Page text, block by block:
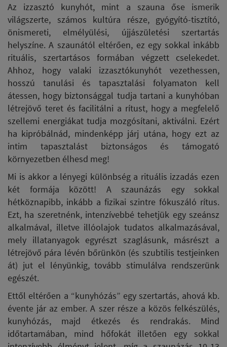
Az izzasztó kunyhót, mint a szauna őse ismerik
világszerte, számos kultúra része, gyógyító-tisztító,
önismereti, elmélyülési, újjászületési szertartás
helyszíne. A szaunától eltérően, ez egy sokkal inkább
rituális, szertartásos formában végzett cselekedet.
Ahhoz, hogy valaki izzasztókunyhót vezethessen,
hosszú tanulási és tapasztalási folyamaton kell
átessen, hogy biztonsággal tudja tartani a kunyhóban
létrejövő teret és facilitálni a rítust, hogy a megfelelő
szellemi energiákat tudja mozgósítani, aktiválni. Ezért
ha kipróbálnád, mindenképp járj utána, hogy ezt az
intim tapasztalást biztonságos és támogató
környezetben élhesd meg!
Mi is akkor a lényegi különbség a rituális izzadás ezen
két formája között! A szaunázás egy sokkal
hétköznapibb, inkább a fizikai szintre fókuszáló rítus.
Ezt, ha szeretnénk, intenzívebbé tehetjük egy szeánsz
alkalmával, illetve illóolajok tudatos alkalmazásával,
mely illatanyagok egyrészt szaglásunk, másrészt a
létrejövő pára lévén bőrünkön (és szubtilis testjeinken
át) jut el lényünkig, tovább stimulálva rendszerünk
egészét.
Ettől eltérően a “kunyhózás” egy szertartás, ahová kb.
évente jár az ember. A szer része a közös felkészülés,
kunyhózás, majd étkezés és rendrakás. Mind
időtartamában, mind hőfokát illetően egy sokkal